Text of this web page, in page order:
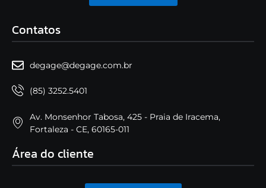
Contatos
degage@degage.com.br
(85) 3252.5401
Av. Monsenhor Tabosa, 425 - Praia de Iracema,
Fortaleza - CE, 60165-011
Área do cliente